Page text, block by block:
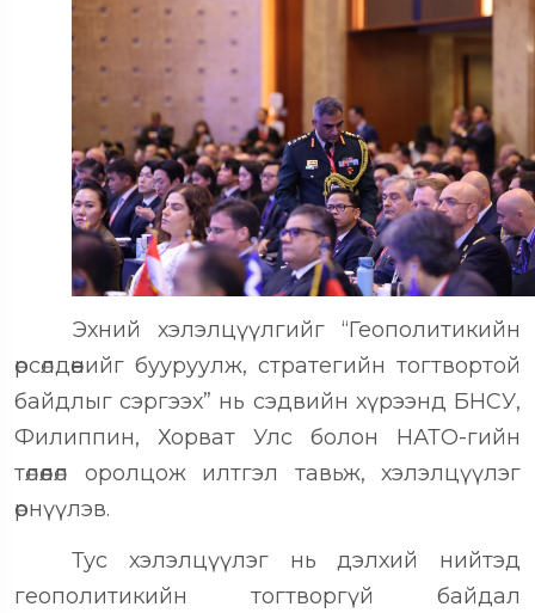
Эхний хэлэлцүүлгийг “Геополитикийн
өрсөлдөөнийг бууруулж, стратегийн тогтвортой
байдлыг сэргээх” нь сэдвийн хүрээнд БНСУ,
Филиппин, Хорват Улс болон НАТО-гийн
төлөөлөл оролцож илтгэл тавьж, хэлэлцүүлэг
өрнүүлэв.
Тус хэлэлцүүлэг нь дэлхий нийтэд
геополитикийн тогтворгүй байдал